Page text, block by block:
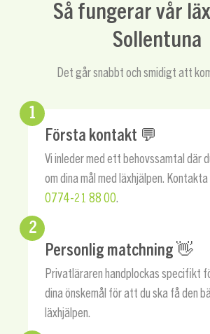
Så fungerar vår
Sollentuna
Det går snabbt och smidigt att
1
Första kontakt 💬
Vi inleder med ett behovssamtal där
om dina mål med läxhjälpen.
0774-21 88 00.
2
Personlig matchning 👋
Privatläraren handplockas specifikt
dina önskemål för att du ska få den
läxhjälpen.